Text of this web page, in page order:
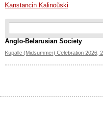
Kanstancin Kalinoŭski
Search form
Anglo-Belarusian Society
Kupalle (Midsummer) Celebration 2026,